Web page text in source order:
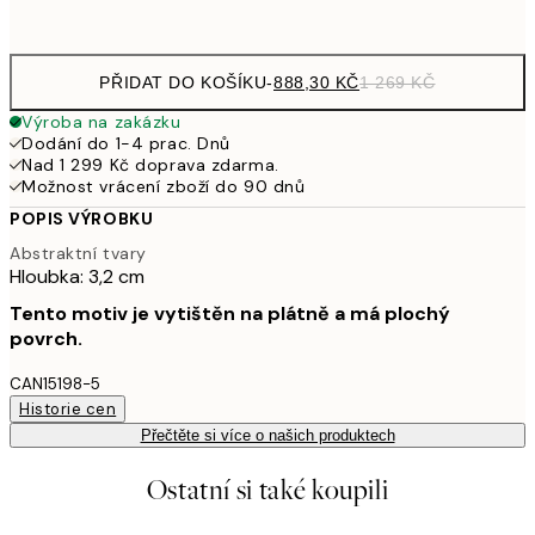
PŘIDAT DO KOŠÍKU-888,30 KČ1 269 KČ
Výroba na zakázku
Dodání do 1-4 prac. Dnů
Nad 1 299 Kč doprava zdarma.
Možnost vrácení zboží do 90 dnů
POPIS VÝROBKU
Abstraktní tvary
Hloubka: 3,2 cm
Tento motiv je vytištěn na plátně a má plochý
povrch.
CAN15198-5
Historie cen
Přečtěte si více o našich produktech
Ostatní si také koupili